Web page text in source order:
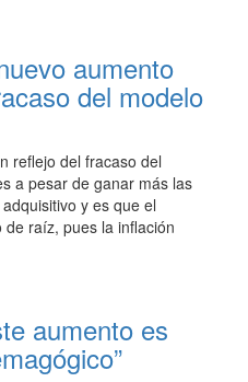
aumento
del modelo
reflejo del fracaso del
a pesar de ganar más las
y es que el
raíz, pues la inflación
aumento es